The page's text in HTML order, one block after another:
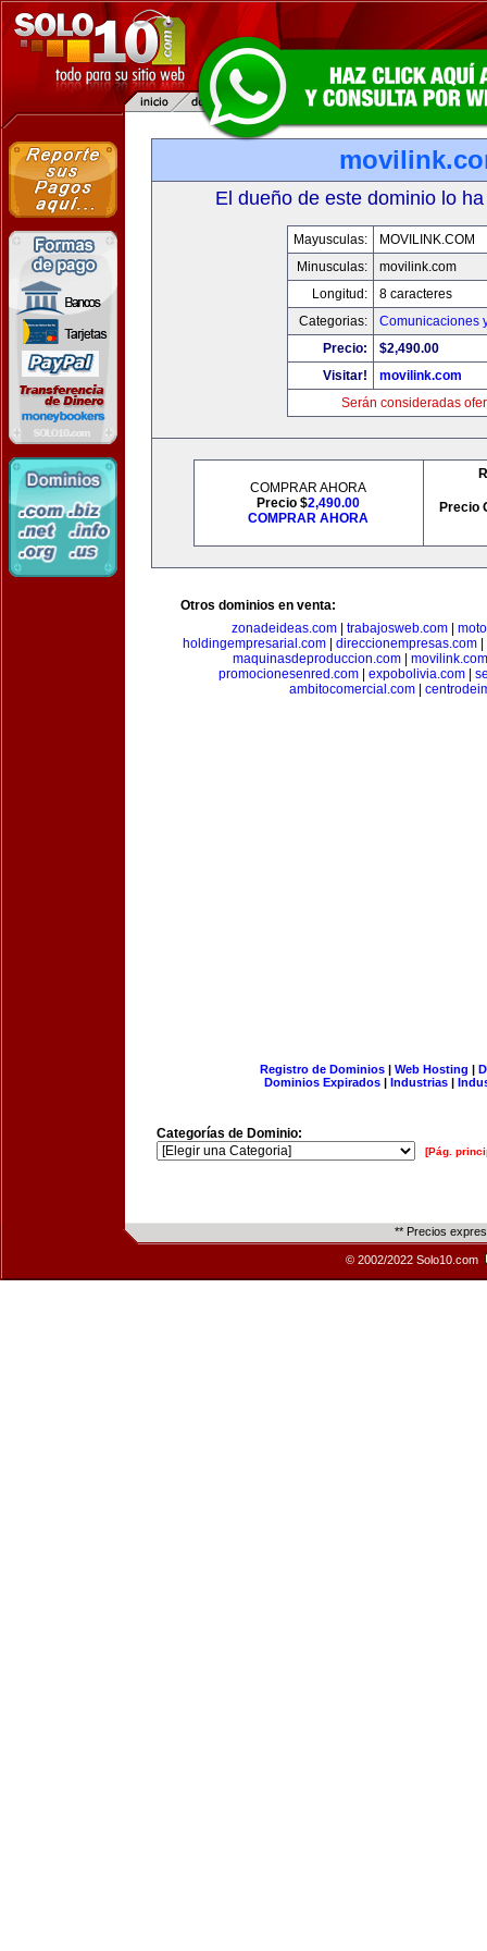
El dueño de este dominio lo
Mayusculas:
MOVILINK.COM
Minusculas:
movilink.com
Longitud:
8 caracteres
Categorias:
Comunicaciones
Precio:
$2,490.00
Visitar!
movilink.com
Serán consideradas
COMPRAR AHORA
Precio $2,490.00
COMPRAR AHORA
Precio
Otros dominios en venta:
zonadeideas.com
trabajosweb.com
holdingempresarial.com
direccionempresas.com
maquinasdeproduccion.com
movilink.com
promocionesenred.com| expobolivia.com|
ambitocomercial.com
Registro de Dominios| Web Hosting |
Dominios Expirados | Industrias |
Categorías de Dominio:
[Pág.
** Precios
© 2002/2022 Solo10.com